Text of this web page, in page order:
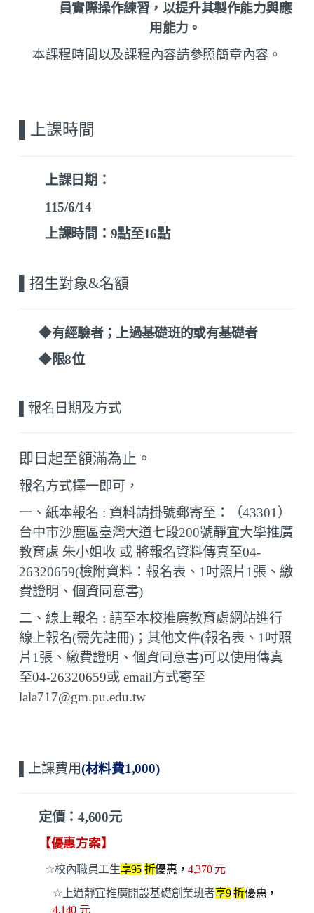
員實際操作練習，以提升其製作能力與應
用能力。
本課程時間以及課程內容請參照簡章內容。
上課時間
上課日期：
115/6/14
上課時間： 9點至16點
招生對象&名額
◆有經驗者；上過基礎班的或有基礎者
◆限8位
報名日期及方式
即日起至額滿為止 。
報名方式擇一即可，
一、紙本報名 : 資料請掛號郵寄至：（43301 ）
台中市沙鹿區臺灣大道七段200號靜宜大學推廣
教育處 朱小姐收 或 將報名資料傳真至04-
26320659(檢附資料：報名表、 1 吋照片 1 張、繳
費證明、個資同意書)
二、線上報名 : 請至本校推廣教育處網站進行
線上報名(需先註冊)；其他文件(報名表、 1 吋照
片 1 張、繳費證明、個資同意書)可以使用傳真
至04-26320659或 email方式寄至
lala717@gm.pu.edu.tw
▌上課費用(材料費1,000)
定價：4,600元
【優惠方案】
☆校內職員工生享95 折優惠，4,370 元
☆ 上過靜宜推廣開設基礎創業班者享9 折優惠，
4,140 元